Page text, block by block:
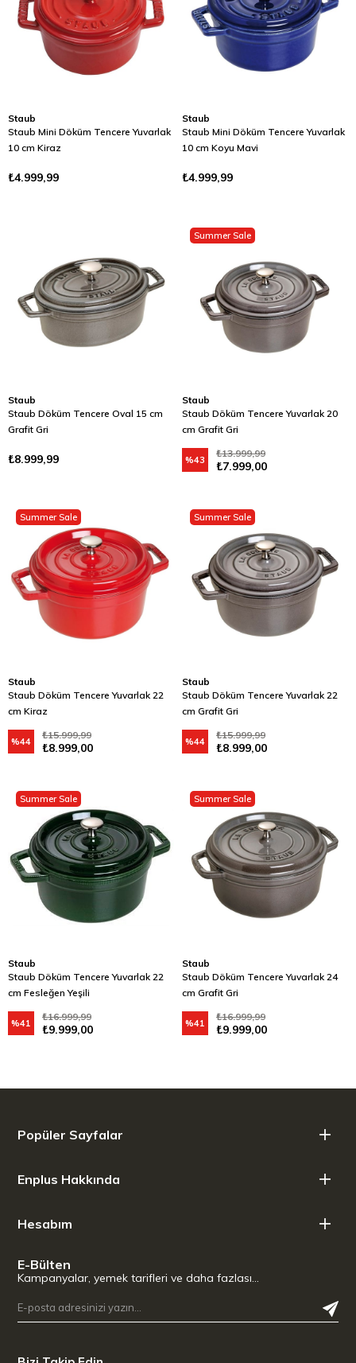
Staub
Staub Mini Döküm Tencere Yuvarlak
10 cm Kiraz
₺4.999,99
Staub
Staub Mini Döküm Tencere Yuvarlak
10 cm Koyu Mavi
₺4.999,99
Staub
Staub Döküm Tencere Oval 15 cm
Grafit Gri
₺8.999,99
Staub
Staub Döküm Tencere Yuvarlak 20
cm Grafit Gri
₺7.999,00
₺13.999,99
%43
Summer Sale
Staub
Staub Döküm Tencere Yuvarlak 22
cm Kiraz
₺8.999,00
₺15.999,99
%44
Summer Sale
Staub
Staub Döküm Tencere Yuvarlak 22
cm Grafit Gri
₺8.999,00
₺15.999,99
%44
Summer Sale
Staub
Staub Döküm Tencere Yuvarlak 22
cm Fesleğen Yeşili
₺9.999,00
₺16.999,99
%41
Summer Sale
Staub
Staub Döküm Tencere Yuvarlak 24
cm Grafit Gri
₺9.999,00
₺16.999,99
%41
Summer Sale
Popüler Sayfalar
Enplus Hakkında
Hesabım
E-Bülten
Kampanyalar, yemek tarifleri ve daha fazlası…